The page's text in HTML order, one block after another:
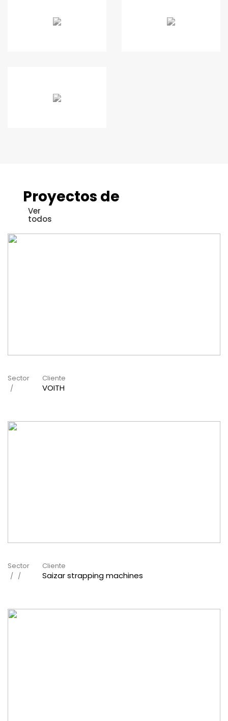
Proyectos de
Ver
todos
Sector Cliente
VOITH
Sector Cliente
Saizar strapping machines